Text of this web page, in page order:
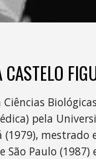
Biológicas
pela
(1979), mestrado
São Paulo